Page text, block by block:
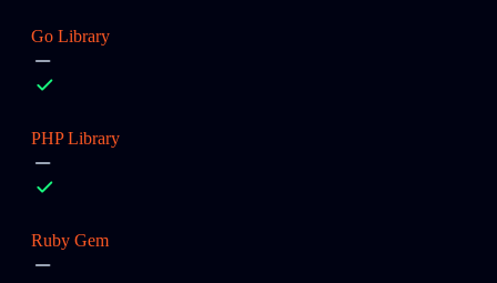
Go Library
PHP Library
Ruby Gem